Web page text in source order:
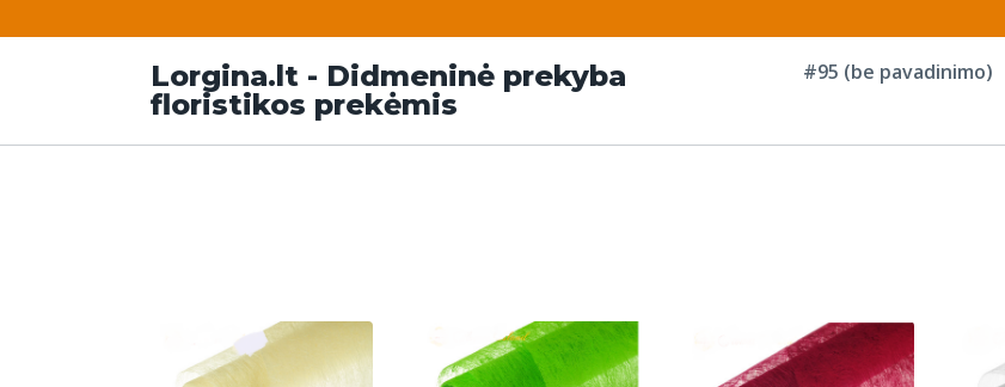
Lorgina.lt - Didmeninė prekyba
floristikos prekėmis
#95 (be pavadinimo)